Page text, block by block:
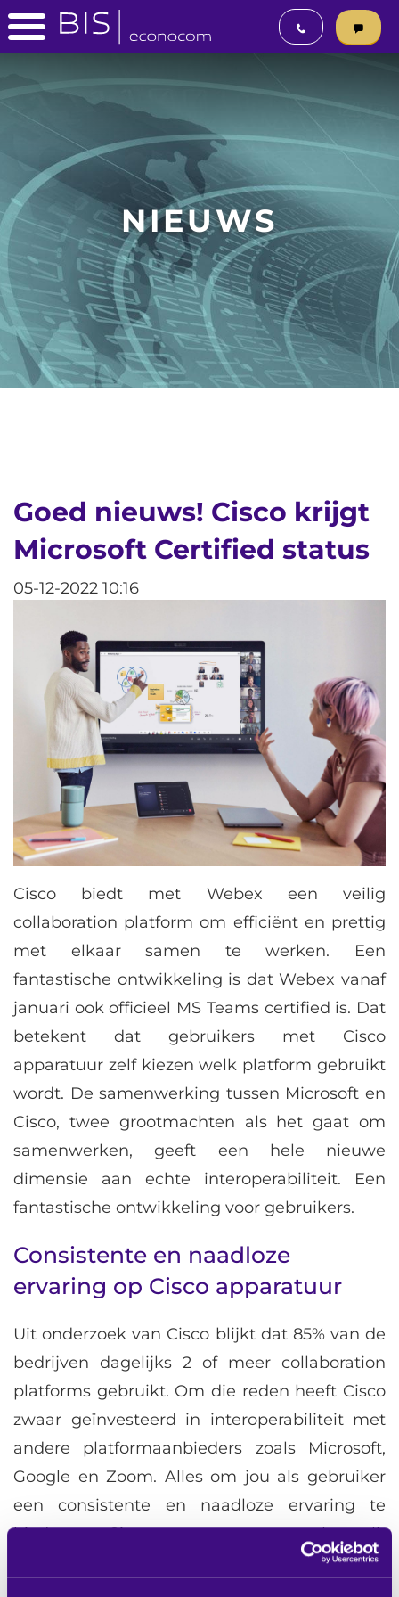
NIEUWS
Goed nieuws! Cisco krijgt
Microsoft Certified status
05-12-2022 10:16
Cisco biedt met Webex een veilig
collaboration platform om efficiënt en prettig
met elkaar samen te werken. Een
fantastische ontwikkeling is dat Webex vanaf
januari ook officieel MS Teams certified is. Dat
betekent dat gebruikers met Cisco
apparatuur zelf kiezen welk platform gebruikt
wordt. De samenwerking tussen Microsoft en
Cisco, twee grootmachten als het gaat om
samenwerken, geeft een hele nieuwe
dimensie aan echte interoperabiliteit. Een
fantastische ontwikkeling voor gebruikers.
Consistente en naadloze
ervaring op Cisco apparatuur
Uit onderzoek van Cisco blijkt dat 85% van de
bedrijven dagelijks 2 of meer collaboration
platforms gebruikt. Om die reden heeft Cisco
zwaar geïnvesteerd in interoperabiliteit met
andere platformaanbieders zoals Microsoft,
Google en Zoom. Alles om jou als gebruiker
een consistente en naadloze ervaring te
bieden op Cisco apparatuur, ongeacht welk
collaboratie platform je gebruikt. De krachtige